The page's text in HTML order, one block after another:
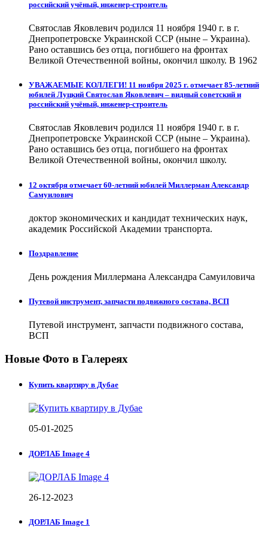
российский учёный, инженер-строитель
Святослав Яковлевич родился 11 ноября 1940 г. в г.
Днепропетровске Украинской ССР (ныне – Украина).
Рано оставшись без отца, погибшего на фронтах
Великой Отечественной войны, окончил школу. В 1962
УВАЖАЕМЫЕ КОЛЛЕГИ! 11 ноября 2025 г. отмечает 85-летний
юбилей Луцкий Святослав Яковлевич – видный советский и
российский учёный, инженер-строитель
Святослав Яковлевич родился 11 ноября 1940 г. в г.
Днепропетровске Украинской ССР (ныне – Украина).
Рано оставшись без отца, погибшего на фронтах
Великой Отечественной войны, окончил школу.
12 октября отмечает 60-летний юбилей Миллерман Александр
Самуилович
доктор экономических и кандидат технических наук,
академик Российской Академии транспорта.
Поздравление
День рождения Миллермана Александра Самуиловича
Путевой инструмент, запчасти подвижного состава, ВСП
Путевой инструмент, запчасти подвижного состава,
ВСП
Новые Фото в Галереях
Купить квартиру в Дубае
05-01-2025
ДОРЛАБ Image 4
26-12-2023
ДОРЛАБ Image 1